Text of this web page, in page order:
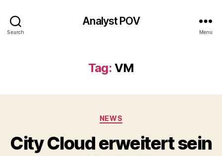
Search
Analyst POV
Menu
Tag: VM
Categories
NEWS
City Cloud erweitert sein